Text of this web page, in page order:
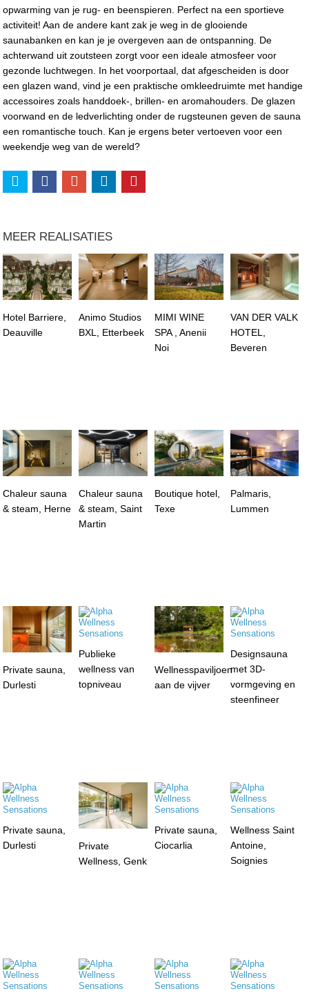
opwarming van je rug- en beenspieren. Perfect na een sportieve
activiteit! Aan de andere kant zak je weg in de glooiende
saunabanken en kan je je overgeven aan de ontspanning. De
achterwand uit zoutsteen zorgt voor een ideale atmosfeer voor
gezonde luchtwegen. In het voorportaal, dat afgescheiden is door
een glazen wand, vind je een praktische omkleedruimte met handige
accessoires zoals handdoek-, brillen- en aromahouders. De glazen
voorwand en de ledverlichting onder de rugsteunen geven de sauna
een romantische touch. Kan je ergens beter vertoeven voor een
weekendje weg van de wereld?
MEER REALISATIES
Hotel Barriere,
Deauville
Animo Studios
BXL, Etterbeek
MIMI WINE
SPA , Anenii
Noi
VAN DER VALK
HOTEL,
Beveren
Chaleur sauna
& steam, Herne
Chaleur sauna
& steam, Saint
Martin
Boutique hotel,
Texe
Palmaris,
Lummen
Private sauna,
Durlesti
Publieke
wellness van
topniveau
Wellnesspaviljoen
aan de vijver
Designsauna
met 3D-
vormgeving en
steenfineer
Private sauna,
Durlesti
Private
Wellness, Genk
Private sauna,
Ciocarlia
Wellness Saint
Antoine,
Soignies